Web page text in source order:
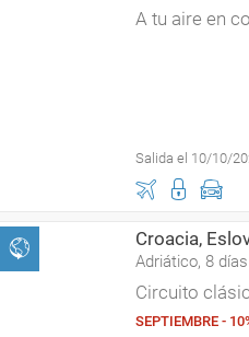
A tu aire en
Salida el 10/10/
Croacia,
Adriático, 8 días
Circuito
SEPTIEMBRE -